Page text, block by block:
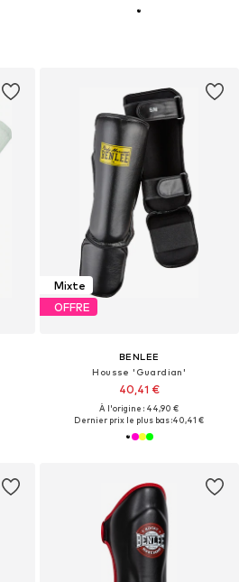
Mixte
OFFRE
BENLEE
Housse 'Guardian'
40,41 €
À l'origine : 44,90 €
Dernier prix le plus bas :40,41 €